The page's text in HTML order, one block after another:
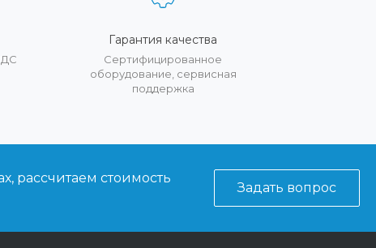
Гарантия качества
Сертифицированное
оборудование, сервисная
поддержка
рассчитаем стоимость
Задать вопрос